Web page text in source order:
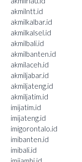
akmilntt.id
akmilkalbar.id
akmilkalsel.id
akmilbali.id
akmilbanten.id
akmilaceh.id
akmiljabar.id
akmiljateng.id
akmiljatim.id
imijatim.id
imijateng.id
imigorontalo.id
imibanten.id
imibali.id